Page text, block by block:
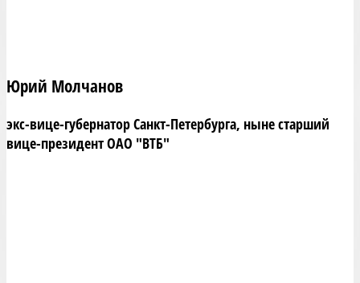
Юрий Молчанов
экс-вице-губернатор Санкт-Петербурга, ныне старший
вице-президент ОАО "ВТБ"